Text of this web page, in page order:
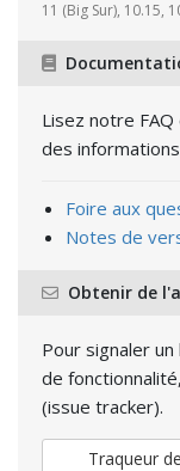
11 (Big Sur), 10.15,
Lisez notre
des
Foire aux
Notes de
Obtenir de
Pour signaler
de
(issue tracker).
Traqueur